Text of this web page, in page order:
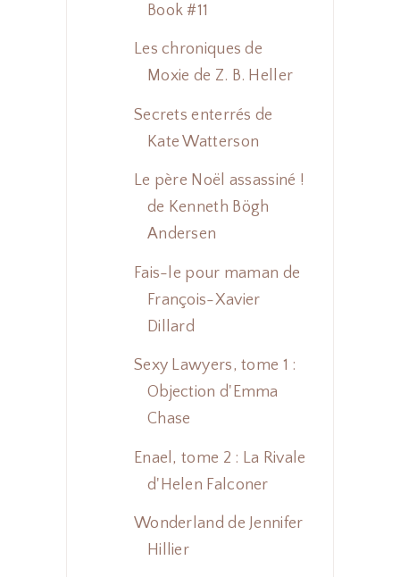
Book #11
Les chroniques de
Moxie de Z. B. Heller
Secrets enterrés de
Kate Watterson
Le père Noël assassiné !
de Kenneth Bögh
Andersen
Fais-le pour maman de
François-Xavier
Dillard
Sexy Lawyers, tome 1 :
Objection d'Emma
Chase
Enael, tome 2 : La Rivale
d'Helen Falconer
Wonderland de Jennifer
Hillier